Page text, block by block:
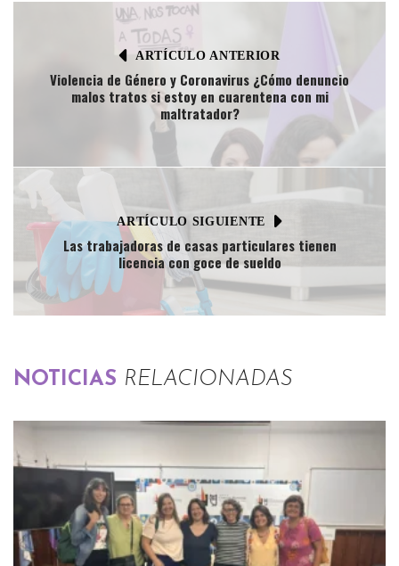
ARTÍCULO ANTERIOR
Violencia de Género y Coronavirus ¿Cómo denuncio
malos tratos si estoy en cuarentena con mi
maltratador?
ARTÍCULO SIGUIENTE
Las trabajadoras de casas particulares tienen
licencia con goce de sueldo
NOTICIAS RELACIONADAS